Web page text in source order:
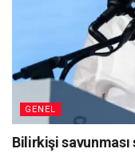
GENEL
Bilirkişi savunması